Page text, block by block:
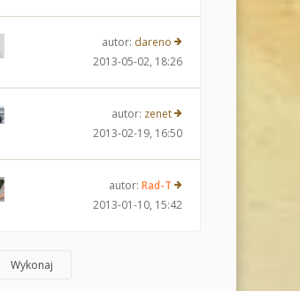
autor: dareno
2013-05-02, 18:26
autor: zenet
2013-02-19, 16:50
autor: Rad-T
2013-01-10, 15:42